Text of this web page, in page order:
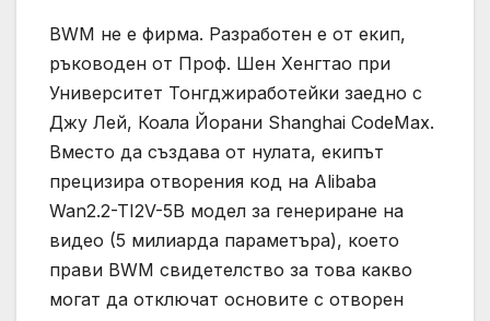
BWM не е фирма. Разработен е от екип,
ръководен от Проф. Шен Хенгтао при
Университет Тонгджиработейки заедно с
Джу Лей, Коала Йорани Shanghai CodeMax.
Вместо да създава от нулата, екипът
прецизира отворения код на Alibaba
Wan2.2-TI2V-5B модел за генериране на
видео (5 милиарда параметъра), което
прави BWM свидетелство за това какво
могат да отключат основите с отворен